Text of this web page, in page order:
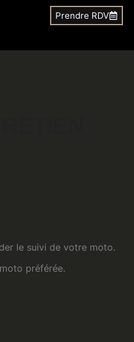
Prendre RDV
le suivi de votre moto.
préférée.